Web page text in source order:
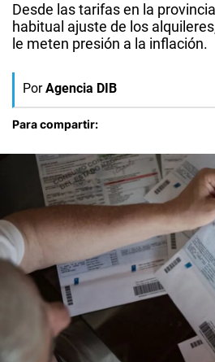
Desde las tarifas en la
habitual ajuste de los
le meten presión a la inflación.
Por Agencia DIB
Para compartir: